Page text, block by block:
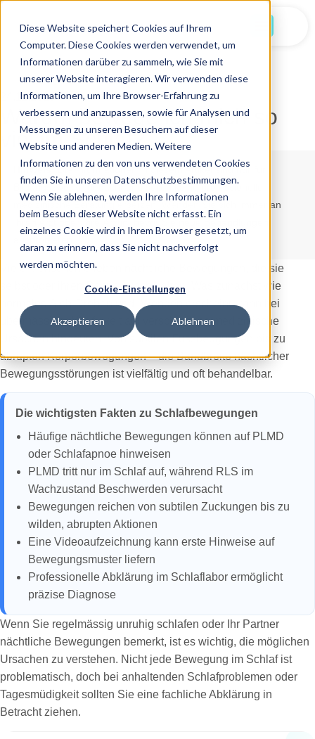
Diese Website speichert Cookies auf Ihrem
Computer. Diese Cookies werden verwendet, um
Informationen darüber zu sammeln, wie Sie mit
unserer Website interagieren. Wir verwenden diese
Informationen, um Ihre Browser-Erfahrung zu
verbessern und anzupassen, sowie für Analysen und
Messungen zu unseren Besuchern auf dieser
Website und anderen Medien. Weitere
Informationen zu den von uns verwendeten Cookies
finden Sie in unseren Datenschutzbestimmungen.
Wenn Sie ablehnen, werden Ihre Informationen
beim Besuch dieser Website nicht erfasst. Ein
einzelnes Cookie wird in Ihrem Browser gesetzt, um
daran zu erinnern, dass Sie nicht nachverfolgt
werden möchten.
Cookie-Einstellungen
Akzeptieren Ablehnen
24.11.2025
Warum bewege ich mich so
viel im Schlaf?
Hinweis:Die Informationen in diesem Artikel sind nur für
Bildungszwecke gedacht und sollen keine professionelle
medizinische Beratung ersetzen. Wenden Sie sich immer an
Viele Menschen erleben nächtliche Bewegungen, die sie
selbst oder ihren Partner wach halten. Was zunächst wie
normales Sich-Drehen und -Wenden erscheint, kann bei
übermässiger Häufigkeit auf verschiedene medizinische
Ursachen hindeuten. Von subtilen Fussbeugungen bis zu
abrupten Körperbewegungen – die Bandbreite nächtlicher
Bewegungsstörungen ist vielfältig und oft behandelbar.
Die wichtigsten Fakten zu Schlafbewegungen
Häufige nächtliche Bewegungen können auf PLMD
oder Schlafapnoe hinweisen
PLMD tritt nur im Schlaf auf, während RLS im
Wachzustand Beschwerden verursacht
Bewegungen reichen von subtilen Zuckungen bis zu
wilden, abrupten Aktionen
Eine Videoaufzeichnung kann erste Hinweise auf
Bewegungsmuster liefern
Professionelle Abklärung im Schlaflabor ermöglicht
präzise Diagnose
Wenn Sie regelmässig unruhig schlafen oder Ihr Partner
nächtliche Bewegungen bemerkt, ist es wichtig, die möglichen
Ursachen zu verstehen. Nicht jede Bewegung im Schlaf ist
problematisch, doch bei anhaltenden Schlafproblemen oder
Tagesmüdigkeit sollten Sie eine fachliche Abklärung in
Betracht ziehen.